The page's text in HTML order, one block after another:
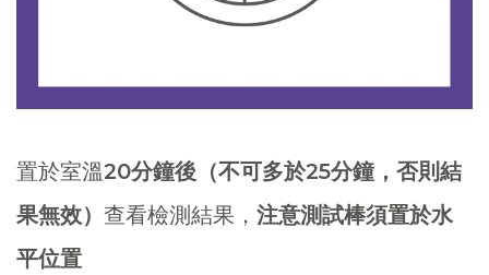
置於室溫20分鐘後（不可多於25分鐘，否則結
果無效） 查看檢測結果， 注意測試棒須置於水
平位置